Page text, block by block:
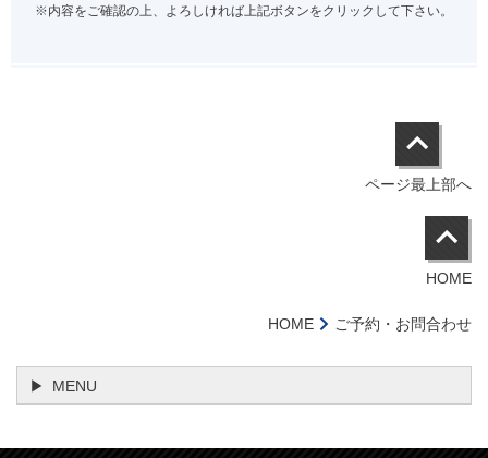
※内容をご確認の上、よろしければ上記ボタンをクリックして下さい。
ページ最上部へ
HOME
HOME ご予約・お問合わせ
MENU